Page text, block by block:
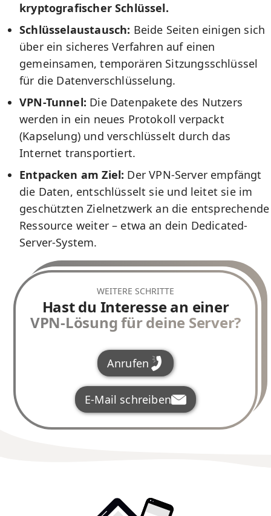
kryptografischer Schlüssel.
Schlüsselaustausch: Beide Seiten einigen sich
über ein sicheres Verfahren auf einen
gemeinsamen, temporären Sitzungsschlüssel
für die Datenverschlüsselung.
VPN-Tunnel: Die Datenpakete des Nutzers
werden in ein neues Protokoll verpackt
(Kapselung) und verschlüsselt durch das
Internet transportiert.
Entpacken am Ziel: Der VPN-Server empfängt
die Daten, entschlüsselt sie und leitet sie im
geschützten Zielnetzwerk an die entsprechende
Ressource weiter – etwa an dein Dedicated-
Server-System.
WEITERE SCHRITTE
Hast du Interesse an einer
VPN-Lösung für deine Server?
Anrufen
E-Mail schreiben